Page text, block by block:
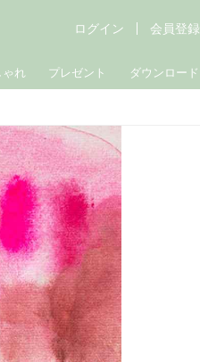
ゃれ プレゼント ダウンロード
ログイン 会員登録